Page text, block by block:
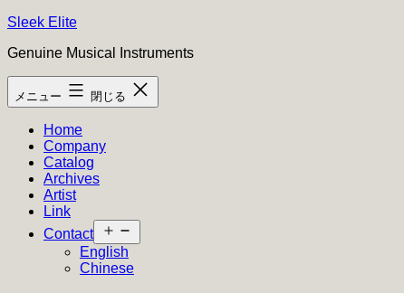
コ
テ
ン
ツ
Sleek Elite
Genuine Musical Instruments
メニュー 閉じる
Home
Company
Catalog
Archives
Artist
Link
Contact
ニ
ー
English
Chinese